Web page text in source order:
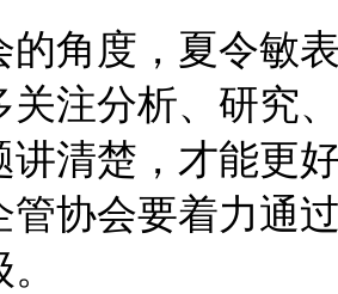
度，夏令敏表
关注分析、研究
讲清楚，才能更
管协会要着力通